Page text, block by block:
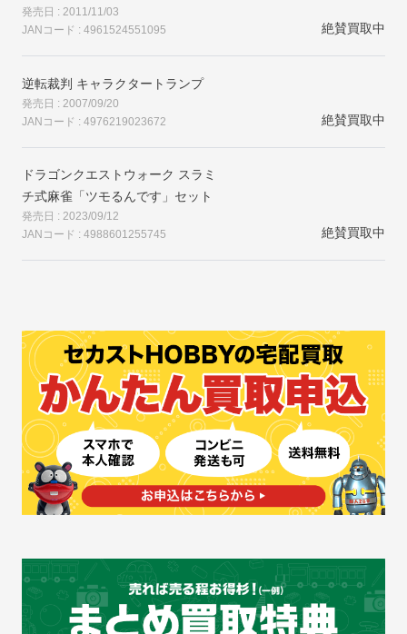
発売日 : 2011/11/03
JANコード : 4961524551095
絶賛買取中
逆転裁判 キャラクタートランプ
発売日 : 2007/09/20
JANコード : 4976219023672
絶賛買取中
ドラゴンクエストウォーク スラミ
チ式麻雀「ツモるんです」セット
発売日 : 2023/09/12
JANコード : 4988601255745
絶賛買取中